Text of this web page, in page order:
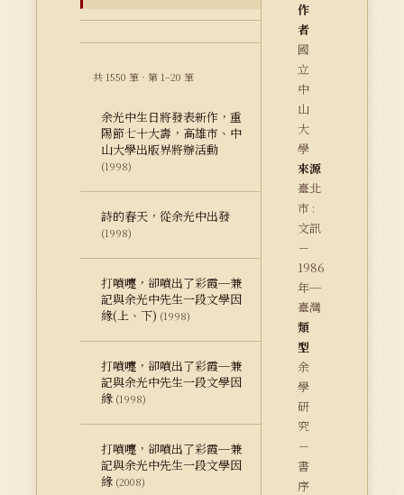
共 1550 筆 · 第 1–20 筆
余光中生日將發表新作，重
陽節七十大壽，高雄市、中
山大學出版界將辦活動
(1998)
詩的春天，從余光中出發
(1998)
打噴嚏，卻噴出了彩霞─兼
記與余光中先生一段文學因
緣(上、下) (1998)
打噴嚏，卻噴出了彩霞─兼
記與余光中先生一段文學因
緣 (1998)
打噴嚏，卻噴出了彩霞─兼
記與余光中先生一段文學因
緣 (2008)
作
者
國
立
中
山
大
學
來源
臺北
市 :
文訊
－
1986
年─
臺灣
類
型
余
學
研
究
－
書
序